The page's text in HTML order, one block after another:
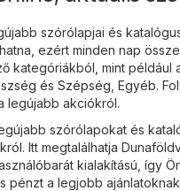
szórólapjai és
ezért minden nap
kategóriákból, mint például
és Szépség Egyéb.
legújabb akciókról.
szórólapokat és
Itt megtalálhatja
kialakítású, így
pénzt a legjobb